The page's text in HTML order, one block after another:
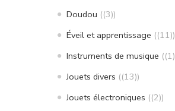
Doudou (3)
Éveil et apprentissage (11)
Instruments de musique (1)
Jouets divers (13)
Jouets électroniques (2)